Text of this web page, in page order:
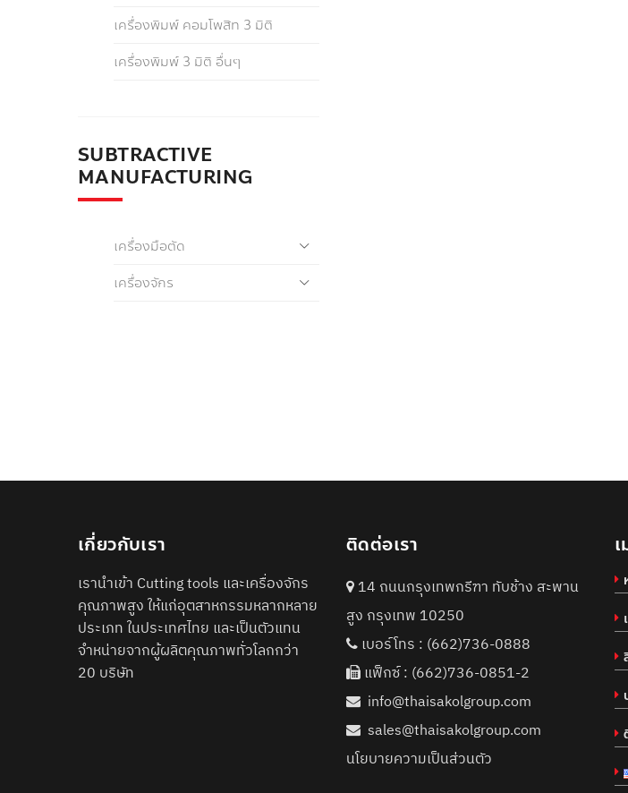
เครื่องพิมพ์ คอมโพสิท 3 มิติ
เครื่องพิมพ์ 3 มิติ อื่นๆ
SUBTRACTIVE
MANUFACTURING
เครื่องมือตัด
เครื่องจักร
เกี่ยวกับเรา
เรานำเข้า Cutting tools และเครื่องจักร
คุณภาพสูง ให้แก่อุตสาหกรรมหลากหลาย
ประเภท ในประเทศไทย และเป็นตัวแทน
จำหน่ายจากผู้ผลิตคุณภาพทั่วโลกกว่า
20 บริษัท
ติดต่อเรา
14 ถนนกรุงเทพกรีฑา ทับช้าง สะพาน
สูง กรุงเทพ 10250
เบอร์โทร : (662)736-0888
แฟ็กซ์ : (662)736-0851-2
info@thaisakolgroup.com
sales@thaisakolgroup.com
นโยบายความเป็นส่วนตัว